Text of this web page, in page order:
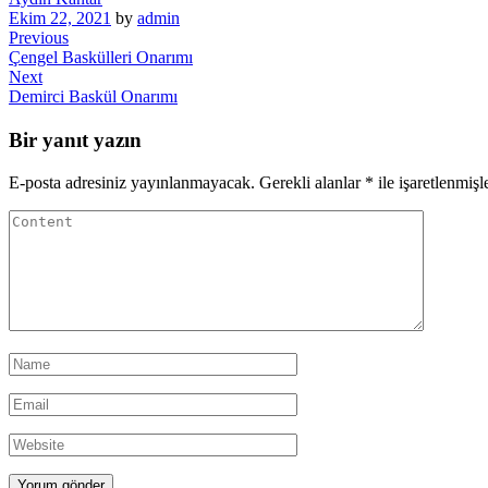
Ekim 22, 2021 by admin
Yazı
gezinmesi
Previous
Post
Previous
Çengel Baskülleri Onarımı
Next
Post
Next
Demirci Baskül Onarımı
Bir yanıt yazın
E-posta adresiniz yayınlanmayacak. Gerekli alanlar * ile